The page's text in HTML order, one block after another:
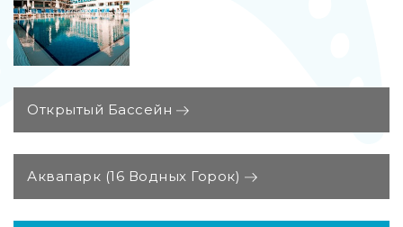
Открытый Бассейн
Аквапарк (16 Водных Горок)